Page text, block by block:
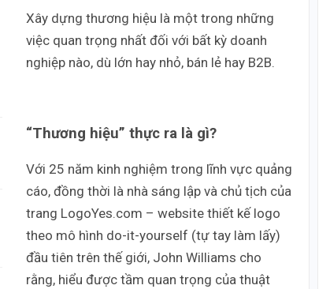
Xây dựng thương hiệu là một trong những
việc quan trọng nhất đối với bất kỳ doanh
nghiệp nào, dù lớn hay nhỏ, bán lẻ hay B2B.
“Thương hiệu” thực ra là gì?
Với 25 năm kinh nghiệm trong lĩnh vực quảng
cáo, đồng thời là nhà sáng lập và chủ tịch của
trang LogoYes.com – website thiết kế logo
theo mô hình do-it-yourself (tự tay làm lấy)
đầu tiên trên thế giới, John Williams cho
rằng, hiểu được tầm quan trọng của thuật